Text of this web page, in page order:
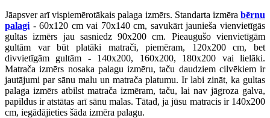
Jāapsver arī vispiemērotākais palaga izmērs. Standarta izmēra bērnu
palagi - 60x120 cm vai 70x140 cm, savukārt jaunieša vienvietīgās
gultas izmērs jau sasniedz 90x200 cm. Pieaugušo vienvietīgām
gultām var būt platāki matrači, piemēram, 120x200 cm, bet
divvietīgām gultām - 140x200, 160x200, 180x200 vai lielāki.
Matrača izmērs nosaka palagu izmēru, taču daudziem cilvēkiem ir
jautājumi par sānu malu un matrača platumu. Ir labi zināt, ka gultas
palaga izmērs atbilst matrača izmēram, taču, lai nav jāgroza galva,
papildus ir atstātas arī sānu malas. Tātad, ja jūsu matracis ir 140x200
cm, iegādājieties šāda izmēra palagu.